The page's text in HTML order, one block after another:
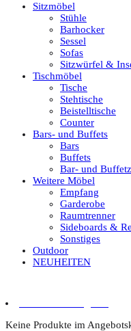
Sitzmöbel
Stühle
Barhocker
Sessel
Sofas
Sitzwürfel &
Tischmöbel
Tische
Stehtische
Beistelltische
Counter
Bars- und Buffets
Bars
Buffets
Bar- und
Weitere Möbel
Empfang
Garderobe
Raumtrenner
Sideboards &
Sonstiges
Outdoor
NEUHEITEN
Keine Produkte im